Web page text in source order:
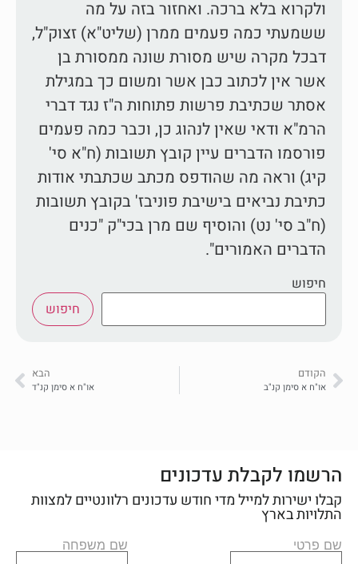
ולקרוא בלא ברכה. ואחזור בזה על מה
ששמעתי כמה פעמים ממרן (שליט"א) זצוק"ל,
דבכל מקרה שיש מסורת שונה ממסורת בן
אשר אין לכתוב כבן אשר ומשום כך במגילת
אסתר שכתיבת פרשות פתוחות ה"ז נגד דברי
הרמ"א ודאי שאין לנהוג כן, וכבר כמה פעמים
פורסמו הדברים עיין קובץ תשובות (ח"א סי'
קיג) וראה מה שהודפס מכתב שכתבתי אודות
כתיבת נביאים בישיבת פוניבז' בקובץ תשובות
(ח"ב סי' נט) והוסיף שם מרן בכי"ק "כנים
הדברים האמורים".
חיפוש
חיפוש
הקודם
או"ח א סימן קנ"ב
הבא
או"ח א סימן קנ"ד
הרשמו לקבלת עדכונים
קבלו ישירות למייל מדי חודש עדכונים רלוונטיים למצוות
התלויות בארץ
שם פרטי שם משפחה